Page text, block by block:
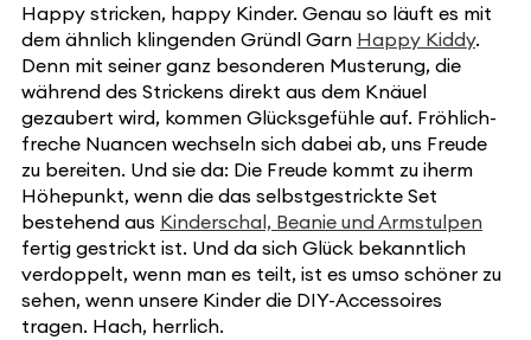
Happy stricken, happy Kinder. Genau so läuft es mit
dem ähnlich klingenden Gründl Garn Happy Kiddy.
Denn mit seiner ganz besonderen Musterung, die
während des Strickens direkt aus dem Knäuel
gezaubert wird, kommen Glücksgefühle auf. Fröhlich-
freche Nuancen wechseln sich dabei ab, uns Freude
zu bereiten. Und sie da: Die Freude kommt zu iherm
Höhepunkt, wenn die das selbstgestrickte Set
bestehend aus Kinderschal, Beanie und Armstulpen
fertig gestrickt ist. Und da sich Glück bekanntlich
verdoppelt, wenn man es teilt, ist es umso schöner zu
sehen, wenn unsere Kinder die DIY-Accessoires
tragen. Hach, herrlich.